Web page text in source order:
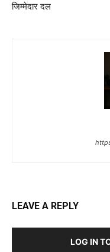
जिम्मेदार दल
LEAVE A REPLY
LOG IN